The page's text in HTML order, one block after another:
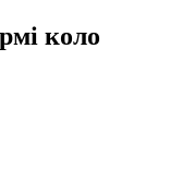
коло